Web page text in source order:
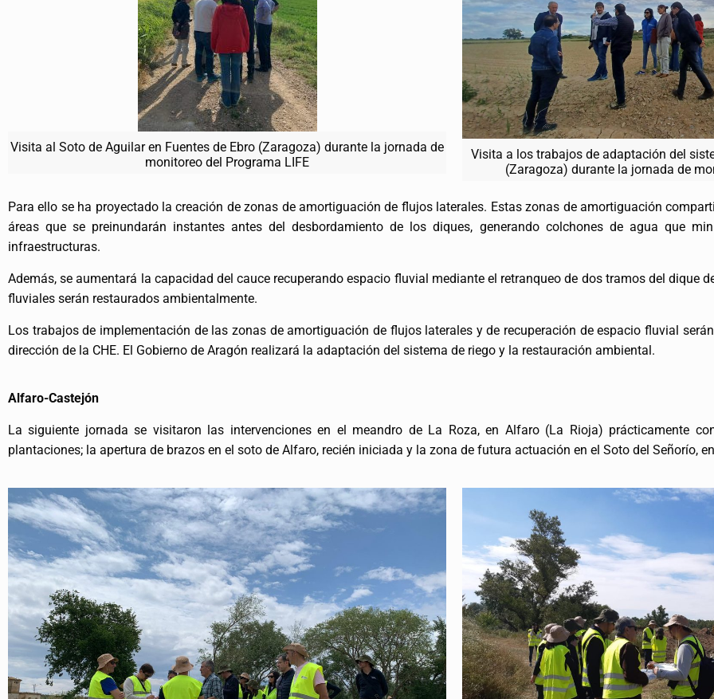
Visita al Soto de Aguilar en Fuentes de Ebro (Zaragoza) durante la jornada de
monitoreo del Programa LIFE
Visita a los trabajos de adaptación del
(Zaragoza) durante la jornada de
Para ello se ha proyectado la creación de zonas de amortiguación de flujos laterales. Estas zonas de amortiguación
áreas que se preinundarán instantes antes del desbordamiento de los diques, generando colchones de agua que
infraestructuras.
Además, se aumentará la capacidad del cauce recuperando espacio fluvial mediante el retranqueo de dos tramos del dique
fluviales serán restaurados ambientalmente.
Los trabajos de implementación de las zonas de amortiguación de flujos laterales y de recuperación de espacio fluvial
dirección de la CHE. El Gobierno de Aragón realizará la adaptación del sistema de riego y la restauración ambiental.
Alfaro-Castejón
La siguiente jornada se visitaron las intervenciones en el meandro de La Roza, en Alfaro (La Rioja) prácticamente
plantaciones; la apertura de brazos en el soto de Alfaro, recién iniciada y la zona de futura actuación en el Soto del Señorío,